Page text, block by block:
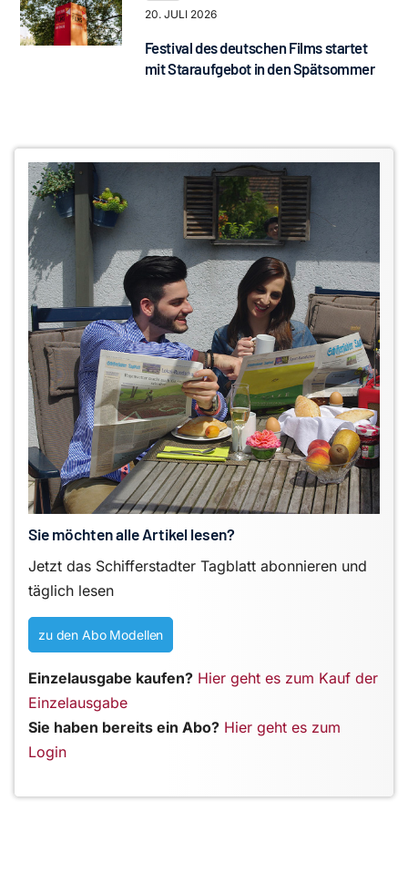
20. JULI 2026
Festival des deutschen Films startet
mit Staraufgebot in den Spätsommer
Sie möchten alle Artikel lesen?
Jetzt das Schifferstadter Tagblatt abonnieren und
täglich lesen
zu den Abo Modellen
Einzelausgabe kaufen? Hier geht es zum Kauf der
Einzelausgabe
Sie haben bereits ein Abo? Hier geht es zum
Login